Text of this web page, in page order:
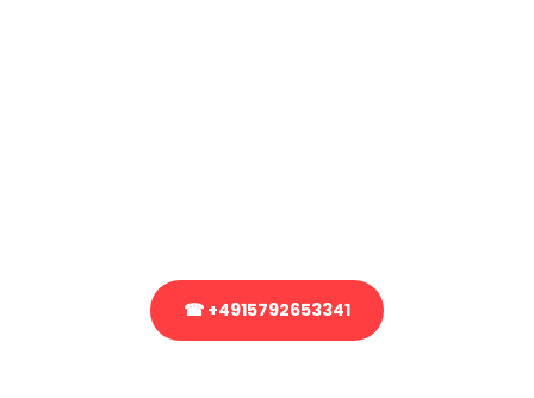
☎ +4915792653341